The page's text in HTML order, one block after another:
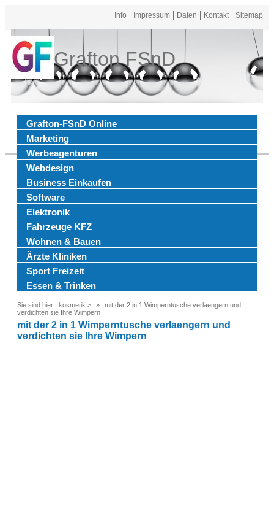
Info Impressum Daten Kontakt Sitemap
Grafton FSnD
Grafton-FSnD Online
Marketing
Werbeagenturen
Webdesign
Business Einkaufen
Software
Elektronik
Fahrzeuge KFZ
Wohnen & Bauen
Ärzte Kliniken
Sport Freizeit
Essen & Trinken
Sie sind hier : kosmetik >
mit der 2 in 1 Wimperntusche verlaengern und
verdichten sie Ihre Wimpern
mit der 2 in 1 Wimperntusche verlaengern und
verdichten sie Ihre Wimpern